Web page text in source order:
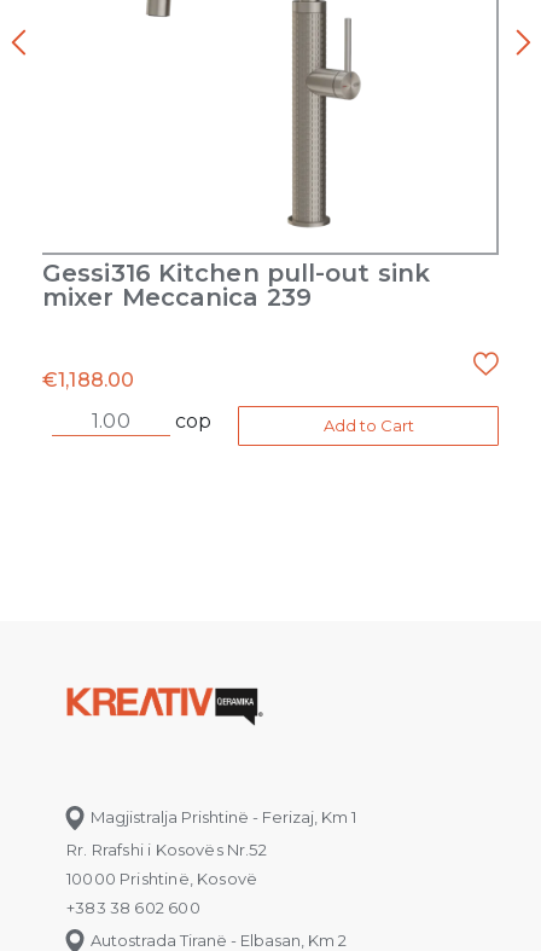
Gessi316 Kitchen pull-out sink
mixer Meccanica 239
€1,188.00
cop
Add to Cart
Magjistralja Prishtinë - Ferizaj, Km 1
Rr. Rrafshi i Kosovës Nr.52
10000 Prishtinë, Kosovë
+383 38 602 600
Autostrada Tiranë - Elbasan, Km 2